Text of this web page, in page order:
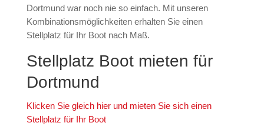
Dortmund war noch nie so einfach. Mit unseren
Kombinationsmöglichkeiten erhalten Sie einen
Stellplatz für Ihr Boot nach Maß.
Stellplatz Boot mieten für
Dortmund
Klicken Sie gleich hier und mieten Sie sich einen
Stellplatz für Ihr Boot